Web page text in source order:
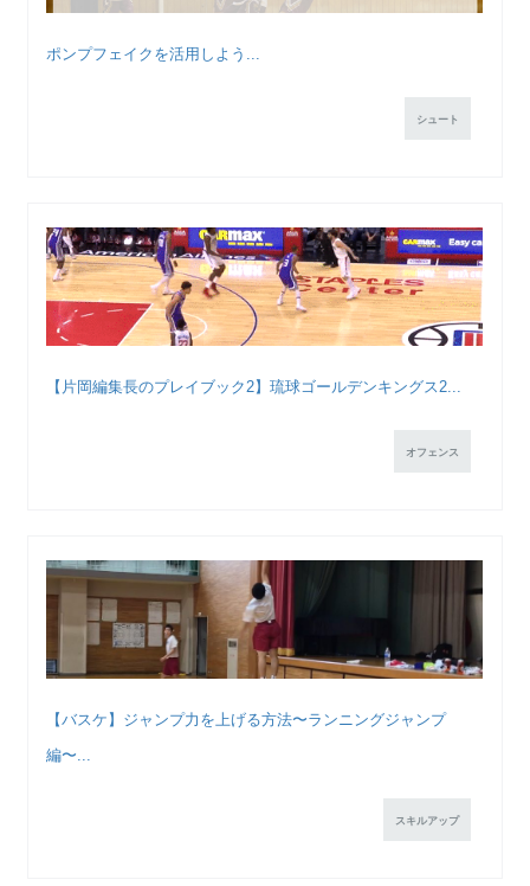
ポンプフェイクを活用しよう...
シュート
【片岡編集長のプレイブック2】琉球ゴールデンキングス2...
オフェンス
【バスケ】ジャンプ力を上げる方法〜ランニングジャンプ
編〜...
スキルアップ